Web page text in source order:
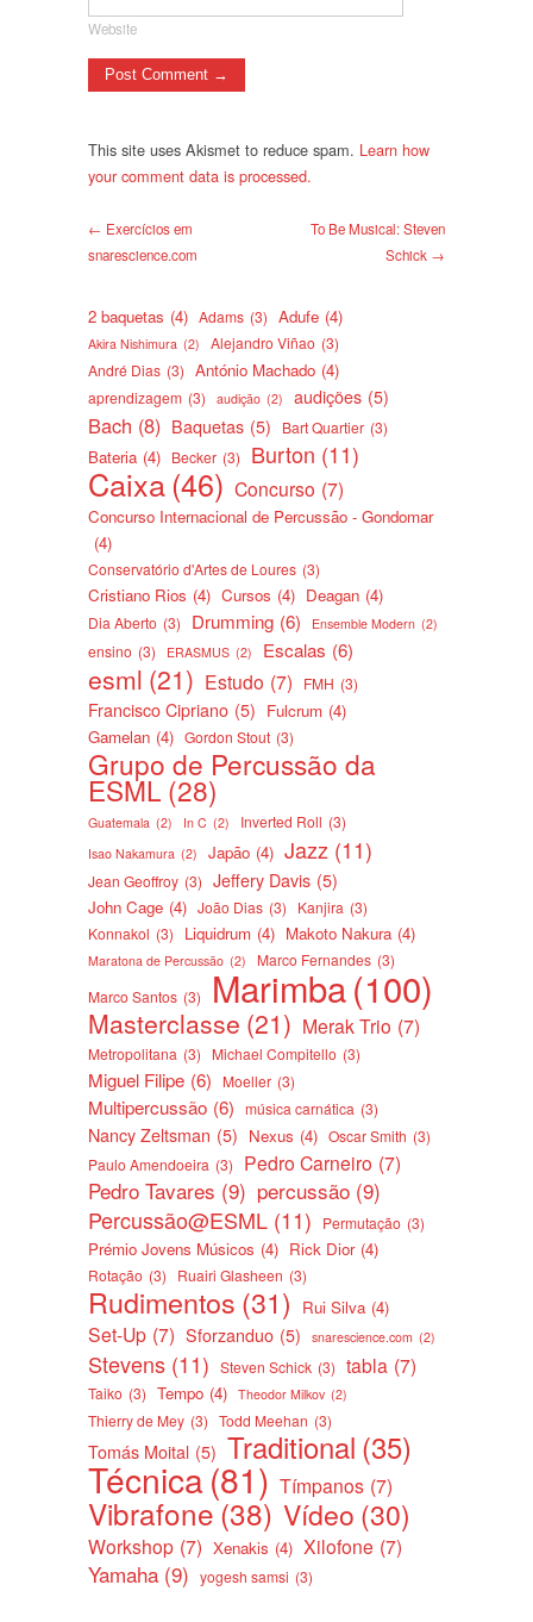
Website
This site uses Akismet to reduce spam. Learn how
your comment data is processed.
← Exercícios em
snarescience.com
To Be Musical: Steven
Schick →
2 baquetas (4) Adams (3) Adufe (4)
Akira Nishimura (2) Alejandro Viñao (3)
André Dias (3) António Machado (4)
aprendizagem (3) audição (2) audições (5)
Bach (8) Baquetas (5) Bart Quartier (3)
Bateria (4) Becker (3) Burton (11)
Caixa(46) Concurso (7)
Concurso Internacional de Percussão - Gondomar
(4)
Conservatório d'Artes de Loures (3)
Cristiano Rios (4) Cursos (4) Deagan (4)
Dia Aberto (3) Drumming (6) Ensemble Modern (2)
ensino (3) ERASMUS (2) Escalas (6)
esml (21) Estudo (7) FMH (3)
Francisco Cipriano (5) Fulcrum (4)
Gamelan (4) Gordon Stout (3)
Grupo de Percussão da
ESML (28)
Guatemala (2) In C (2) Inverted Roll (3)
Isao Nakamura (2) Japão (4) Jazz (11)
Jean Geoffroy (3) Jeffery Davis (5)
John Cage (4) João Dias (3) Kanjira (3)
Konnakol (3) Liquidrum (4) Makoto Nakura (4)
Maratona de Percussão (2) Marco Fernandes (3)
Marco Santos (3) Marimba(100)
Masterclasse (21) Merak Trio (7)
Metropolitana (3) Michael Compitello (3)
Miguel Filipe (6) Moeller (3)
Multipercussão (6) música carnática (3)
Nancy Zeltsman (5) Nexus (4) Oscar Smith (3)
Paulo Amendoeira (3) Pedro Carneiro (7)
Pedro Tavares (9) percussão (9)
Percussão@ESML (11) Permutação (3)
Prémio Jovens Músicos (4) Rick Dior (4)
Rotação (3) Ruairi Glasheen (3)
Rudimentos (31) Rui Silva (4)
Set-Up (7) Sforzanduo (5) snarescience.com (2)
Stevens (11) Steven Schick (3) tabla (7)
Taiko (3) Tempo (4) Theodor Milkov (2)
Thierry de Mey (3) Todd Meehan (3)
Tomás Moital (5) Traditional (35)
Técnica(81) Tímpanos (7)
Vibrafone (38) Vídeo (30)
Workshop (7) Xenakis (4) Xilofone (7)
Yamaha (9) yogesh samsi (3)